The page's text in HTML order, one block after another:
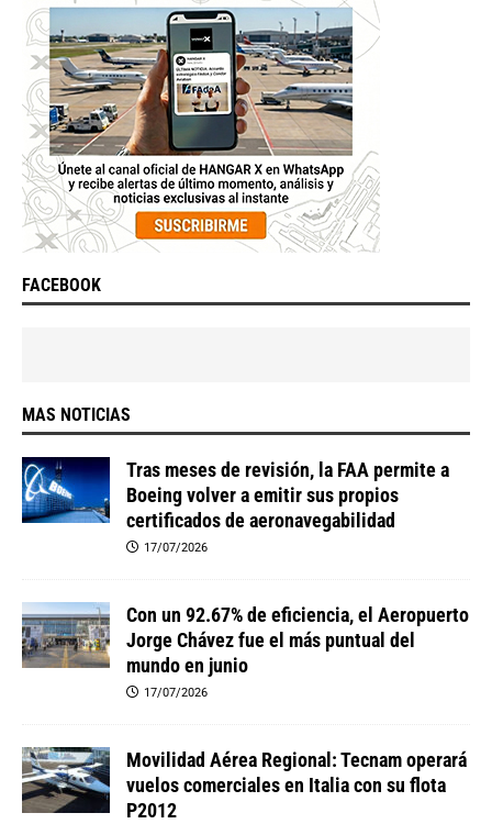
FACEBOOK
MAS NOTICIAS
Tras meses de revisión, la FAA permite a
Boeing volver a emitir sus propios
certificados de aeronavegabilidad
17/07/2026
Con un 92.67% de eficiencia, el Aeropuerto
Jorge Chávez fue el más puntual del
mundo en junio
17/07/2026
Movilidad Aérea Regional: Tecnam operará
vuelos comerciales en Italia con su flota
P2012